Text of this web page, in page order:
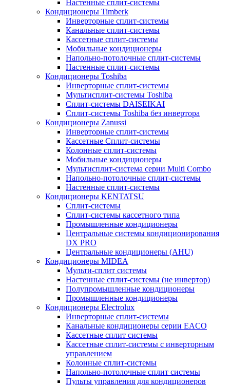
Настенные сплит-системы
Кондиционеры Timberk
Инверторные сплит-системы
Канальные сплит-системы
Кассетные сплит-системы
Мобильные кондиционеры
Напольно-потолочные сплит-системы
Настенные сплит-системы
Кондиционеры Toshiba
Инверторные сплит-системы
Мультисплит-системы Toshiba
Сплит-системы DAISEIKAI
Сплит-системы Toshiba без инвертора
Кондиционеры Zanussi
Инверторные сплит-системы
Кассетные Сплит-системы
Колонные сплит-системы
Мобильные кондиционеры
Мультисплит-система серии Multi Combo
Напольно-потолочные сплит-системы
Настенные сплит-системы
Кондиционеры KENTATSU
Сплит-системы
Сплит-системы кассетного типа
Промышленные кондиционеры
Центральные системы кондиционирования
DX PRO
Центральные кондиционеры (AHU)
Кондиционеры MIDEA
Мульти-сплит системы
Настенные сплит-системы (не инвертор)
Полупромышленные кондиционеры
Промышленные кондиционеры
Кондиционеры Electrolux
Инверторные сплит-системы
Канальные кондиционеры серии EACO
Кассетные сплит системы
Кассетные сплит-системы с инверторным
управлением
Колонные сплит-системы
Напольно-потолочные сплит системы
Пульты управления для кондиционеров